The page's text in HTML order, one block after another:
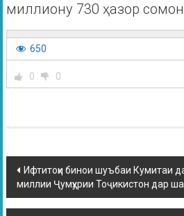
миллиону 730 ҳазор
650
0 0
Ифтитоҳи бинои шуъбаи Кумитаи
миллии Ҷумҳурии Тоҷикистон дар